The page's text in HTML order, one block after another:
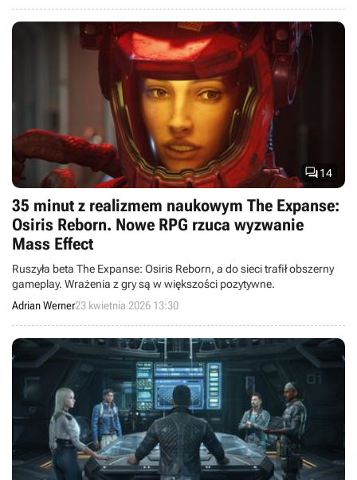
14
35 minut z realizmem naukowym The Expanse:
Osiris Reborn. Nowe RPG rzuca wyzwanie
Mass Effect
Ruszyła beta The Expanse: Osiris Reborn, a do sieci trafił obszerny
gameplay. Wrażenia z gry są w większości pozytywne.
Adrian Werner23 kwietnia 2026 13:30